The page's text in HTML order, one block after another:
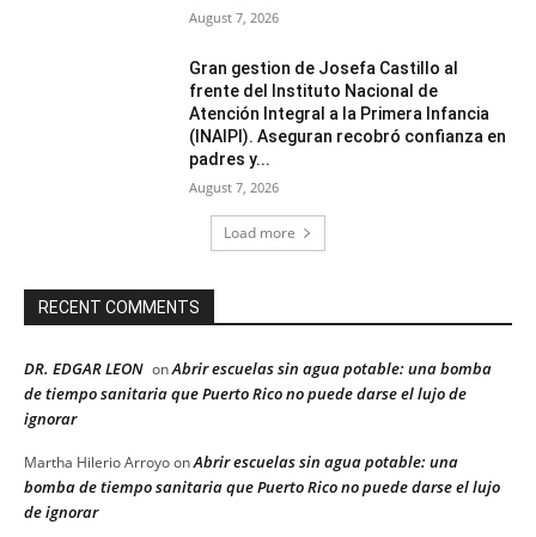
August 7, 2026
Gran gestion de Josefa Castillo al
frente del Instituto Nacional de
Atención Integral a la Primera Infancia
(INAIPI). Aseguran recobró confianza en
padres y...
August 7, 2026
Load more
RECENT COMMENTS
DR. EDGAR LEON onAbrir escuelas sin agua potable: una bomba
de tiempo sanitaria que Puerto Rico no puede darse el lujo de
ignorar
Martha Hilerio ArroyoonAbrir escuelas sin agua potable: una
bomba de tiempo sanitaria que Puerto Rico no puede darse el lujo
de ignorar